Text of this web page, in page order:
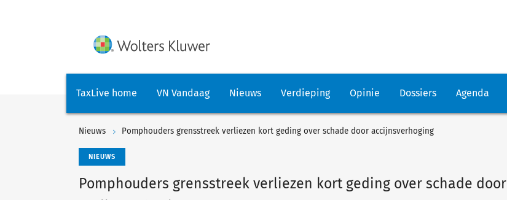
TaxLive home VN Vandaag Nieuws Verdieping Opinie Dossiers Agenda
Nieuws Pomphouders grensstreek verliezen kort geding over schade door accijnsverhoging
NIEUWS
Pomphouders grensstreek verliezen kort geding over schade door